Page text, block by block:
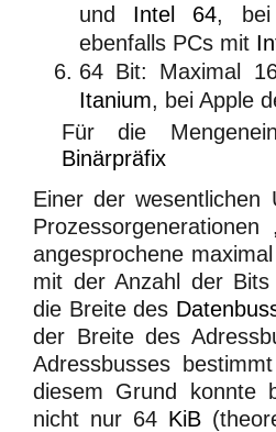
und Intel 64, bei
ebenfalls PCs mit
64 Bit: Maximal
Itanium, bei Apple
Für die
Binärpräfix
Einer der wesentlichen
Prozessorgenerationen
angesprochene
mit der Anzahl der Bits
die Breite des
der Breite des
Adressbusses
diesem Grund konnte
nicht nur 64 KiB